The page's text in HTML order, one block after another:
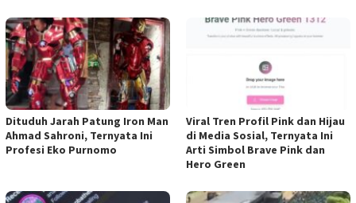
Dituduh Jarah Patung Iron Man
Ahmad Sahroni, Ternyata Ini
Profesi Eko Purnomo
Viral Tren Profil Pink dan Hijau
di Media Sosial, Ternyata Ini
Arti Simbol Brave Pink dan
Hero Green